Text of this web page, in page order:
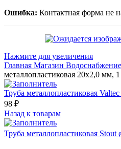
Ошибка: Контактная форма не
Нажмите для увеличения
Главная Магазин Водоснабжение
металлопластиковая 20х2,0 мм,
Труба металлопластиковая
98 ₽
Назад к товарам
Труба металлопластиковая Stout